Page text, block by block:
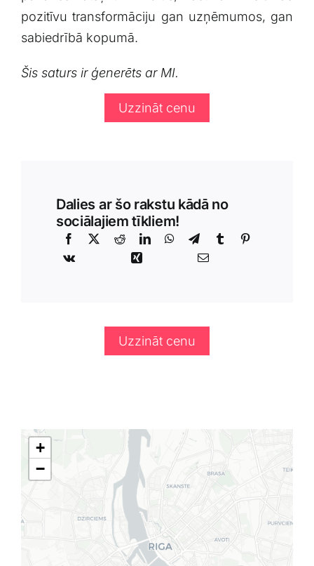
pozitīvu transformāciju gan uzņēmumos, gan
sabiedrībā‍ kopumā.
Šis saturs ir⁣ ģenerēts‌ ar MI.
Uzzināt cenu
Dalies ar šo rakstu kādā no
sociālajiem tīkliem!
Uzzināt cenu
+
−